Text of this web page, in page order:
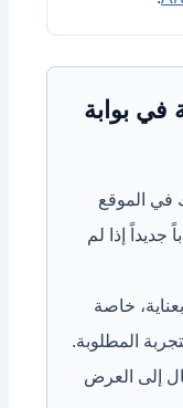
في بوابة
في الموقع
جديداً إذا لم
خاصة
المطلوبة.
إلى العرض